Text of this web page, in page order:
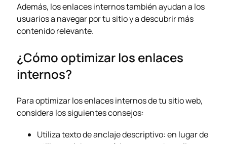
Además, los enlaces internos también ayudan a los
usuarios a navegar por tu sitio y a descubrir más
contenido relevante.
¿Cómo optimizar los enlaces
internos?
Para optimizar los enlaces internos de tu sitio web,
considera los siguientes consejos:
Utiliza texto de anclaje descriptivo: en lugar de